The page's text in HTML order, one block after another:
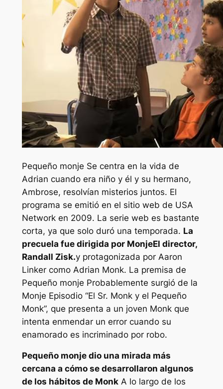
Pequeño monje Se centra en la vida de
Adrian cuando era niño y él y su hermano,
Ambrose, resolvían misterios juntos. El
programa se emitió en el sitio web de USA
Network en 2009. La serie web es bastante
corta, ya que solo duró una temporada. La
precuela fue dirigida por MonjeEl director,
Randall Zisk.y protagonizada por Aaron
Linker como Adrian Monk. La premisa de
Pequeño monje Probablemente surgió de la
Monje Episodio “El Sr. Monk y el Pequeño
Monk”, que presenta a un joven Monk que
intenta enmendar un error cuando su
enamorado es incriminado por robo.
Pequeño monje dio una mirada más
cercana a cómo se desarrollaron algunos
de los hábitos de MonkA lo largo de los